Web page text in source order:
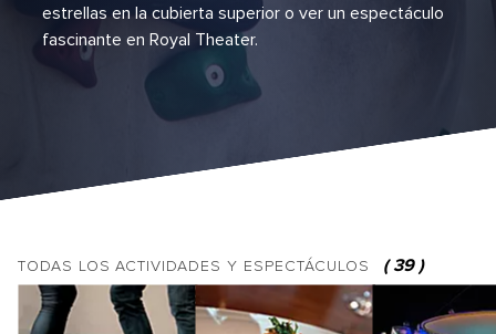
estrellas en la cubierta superior o ver un espectáculo
fascinante en Royal Theater.
TODAS LOS ACTIVIDADES Y ESPECTÁCULOS (39)